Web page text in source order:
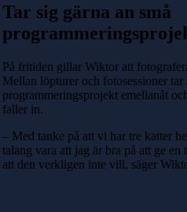
Tar sig gärna an små
På fritiden gillar Wiktor att
Mellan löpturer och fotosessioner tar
programmeringsprojekt emellanåt
faller in.
– Med tanke på att vi har tre katter
talang vara att jag är bra på att ge
att den verkligen inte vill, säger